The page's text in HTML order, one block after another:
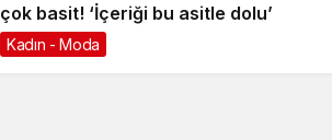
çok basit! ‘İçeriği bu asitle dolu’
Kadın - Moda